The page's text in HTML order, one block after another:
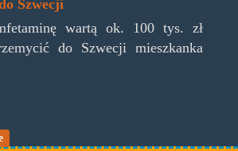
Szwecji
wartą ok. 100 tys. zł
do Szwecji mieszkanka